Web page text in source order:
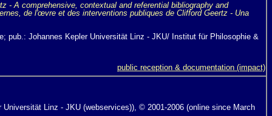
- A comprehensive, contextual and referential bibliography and
de l'œvre et des interventions publiques de Clifford Geertz - Una
pub.: Johannes Kepler Universität Linz - JKU/ Institut für Philosophie &
public reception & documentation (impact)
Linz - JKU (webservices)), © 2001-2006 (online since March